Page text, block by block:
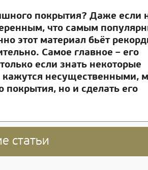
покрытия? Даже если
что самым
этот материал бьёт
Самое главное – его
если знать некоторые
несущественными,
покрытия, но и сделать его
статьи